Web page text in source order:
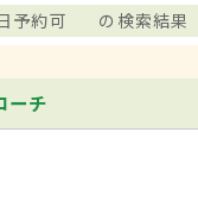
予約可 の検索結果
ーチ